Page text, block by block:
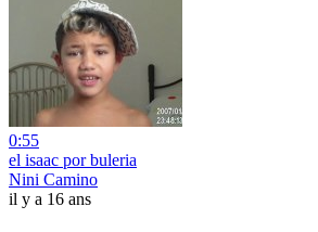
0:55
el isaac por buleria
Nini Camino
il y a 16 ans